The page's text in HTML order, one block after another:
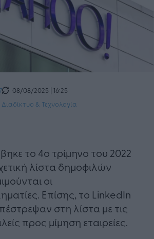
08/08/2025 | 16:25
Διαδίκτυο & Τεχνολογία
το 4ο τρίμηνο του 2022
λίστα δημοφιλών
οι
Επίσης, το LinkedIn
στη λίστα με τις
προς μίμηση εταιρείες.